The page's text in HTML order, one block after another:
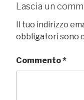
Lascia un
Il tuo indirizzo
obbligatori sono
Commento*